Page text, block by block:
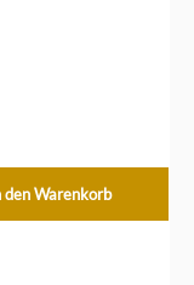
den Warenkorb